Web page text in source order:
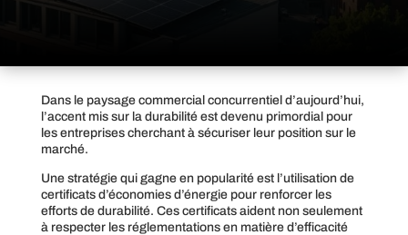
Dans le paysage commercial concurrentiel d’aujourd’hui,
l’accent mis sur la durabilité est devenu primordial pour
les entreprises cherchant à sécuriser leur position sur le
marché.
Une stratégie qui gagne en popularité est l’utilisation de
certificats d’économies d’énergie pour renforcer les
efforts de durabilité. Ces certificats aident non seulement
à respecter les réglementations en matière d’efficacité